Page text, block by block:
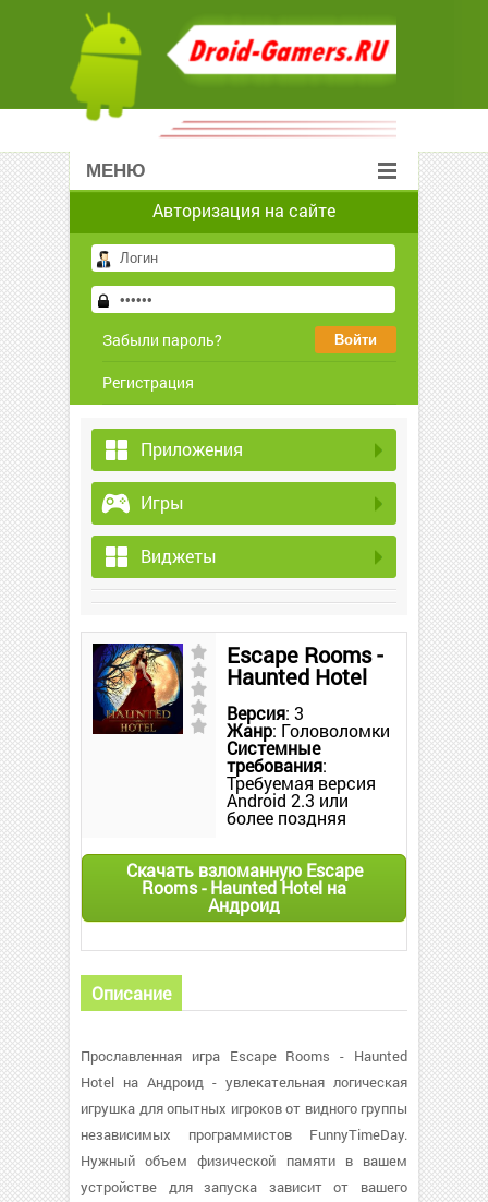
МЕНЮ
Авторизация на сайте
Забыли пароль?
Регистрация
Приложения
Игры
Виджеты
Escape Rooms -
Haunted Hotel
Версия: 3
Жанр: Головоломки
Системные
требования:
Требуемая версия
Android 2.3 или
более поздняя
Скачать взломанную Escape
Rooms - Haunted Hotel на
Андроид
Описание
Прославленная игра Escape Rooms - Haunted
Hotel на Андроид - увлекательная логическая
игрушка для опытных игроков от видного группы
независимых программистов FunnyTimeDay.
Нужный объем физической памяти в вашем
устройстве для запуска зависит от вашего